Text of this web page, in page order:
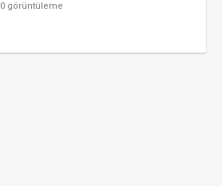
0 görüntüleme